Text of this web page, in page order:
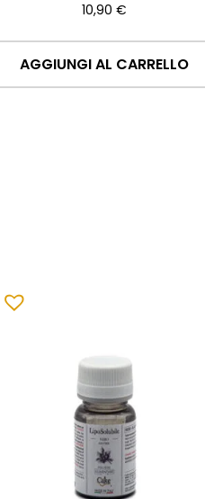
10,90 €
AGGIUNGI AL CARRELLO